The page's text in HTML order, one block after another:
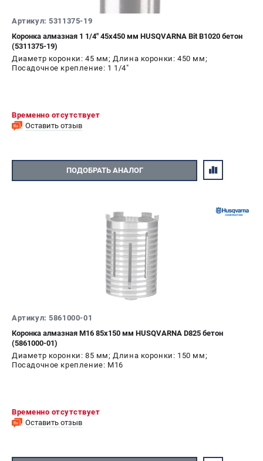
Артикул: 5311375-19
Коронка алмазная 1 1/4" 45х450 мм HUSQVARNA Bit B1020 бетон
(5311375-19)
Диаметр коронки: 45 мм; Длина коронки: 450 мм;
Посадочное крепление: 1 1/4"
Временно отсутствует
Оставить отзыв
ПОДОБРАТЬ АНАЛОГ
Артикул: 5861000-01
Коронка алмазная М16 85х150 мм HUSQVARNA D825 бетон
(5861000-01)
Диаметр коронки: 85 мм; Длина коронки: 150 мм;
Посадочное крепление: M16
Временно отсутствует
Оставить отзыв